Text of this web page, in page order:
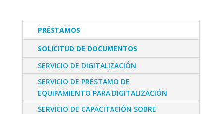
PRÉSTAMOS
SOLICITUD DE DOCUMENTOS
SERVICIO DE DIGITALIZACIÓN
SERVICIO DE PRÉSTAMO DE
EQUIPAMIENTO PARA DIGITALIZACIÓN
SERVICIO DE CAPACITACIÓN SOBRE